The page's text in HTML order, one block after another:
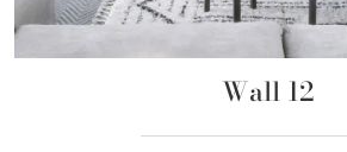
Wall 12